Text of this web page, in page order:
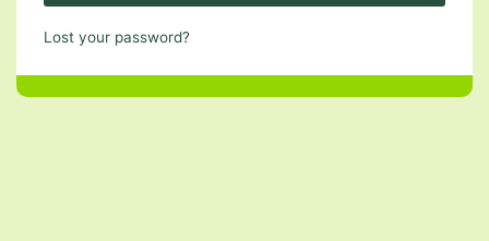
Lost your password?